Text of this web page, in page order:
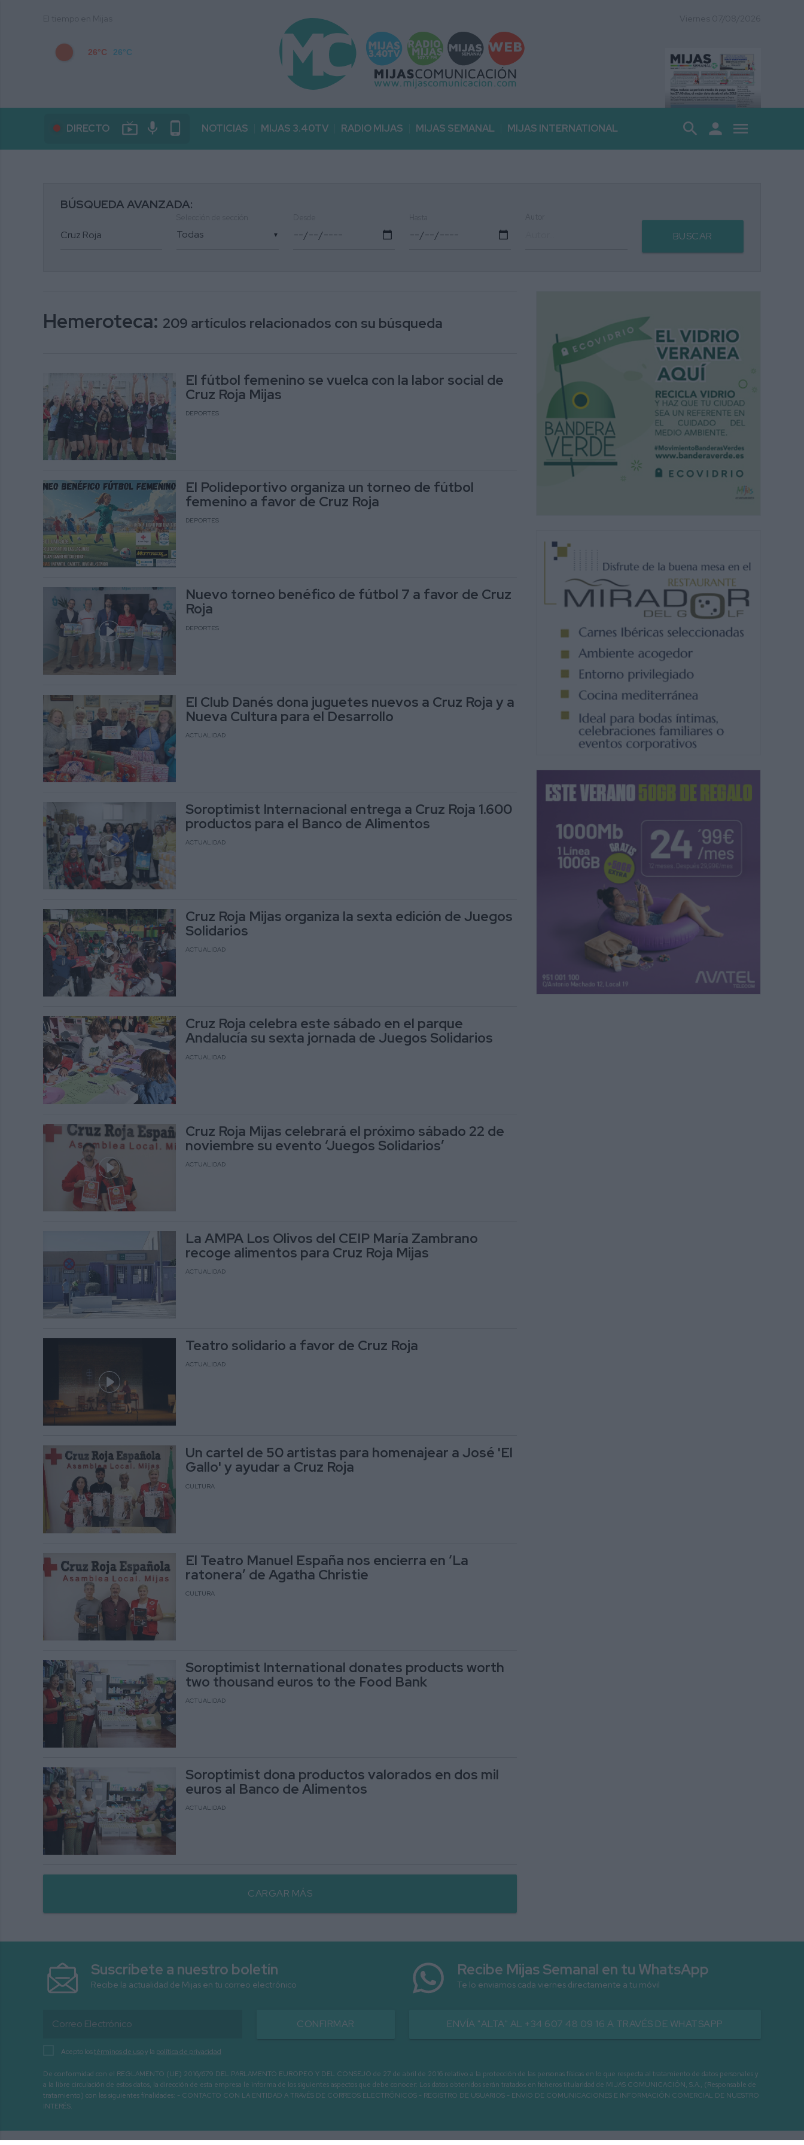
26°C 26°C
DIRECTO live_tv mic phone_android NOTICIAS MIJAS 3.40TV RADIO MIJAS MIJAS SEMANAL MIJAS INTERNATIONAL search person menu
BÚSQUEDA AVANZADA:
▼ BUSCAR
Hemeroteca: 209 artículos relacionados con su búsqueda
El fútbol femenino se vuelca con la labor social de
Cruz Roja Mijas
DEPORTES
El Polideportivo organiza un torneo de fútbol
femenino a favor de Cruz Roja
DEPORTES
Nuevo torneo benéfico de fútbol 7 a favor de Cruz
Roja
DEPORTES
El Club Danés dona juguetes nuevos a Cruz Roja y a
Nueva Cultura para el Desarrollo
ACTUALIDAD
Soroptimist Internacional entrega a Cruz Roja 1.600
productos para el Banco de Alimentos
ACTUALIDAD
Cruz Roja Mijas organiza la sexta edición de Juegos
Solidarios
ACTUALIDAD
Cruz Roja celebra este sábado en el parque
Andalucía su sexta jornada de Juegos Solidarios
ACTUALIDAD
Cruz Roja Mijas celebrará el próximo sábado 22 de
noviembre su evento ‘Juegos Solidarios’
ACTUALIDAD
La AMPA Los Olivos del CEIP María Zambrano
recoge alimentos para Cruz Roja Mijas
ACTUALIDAD
Teatro solidario a favor de Cruz Roja
ACTUALIDAD
Un cartel de 50 artistas para homenajear a José 'El
Gallo' y ayudar a Cruz Roja
CULTURA
El Teatro Manuel España nos encierra en ‘La
ratonera’ de Agatha Christie
CULTURA
Soroptimist International donates products worth
two thousand euros to the Food Bank
ACTUALIDAD
Soroptimist dona productos valorados en dos mil
euros al Banco de Alimentos
ACTUALIDAD
CARGAR MÁS
Suscríbete a nuestro boletín
Recibe la actualidad de Mijas en tu correo electrónico
CONFIRMAR
Acepto lostérminos de usoy la política de privacidad
Recibe Mijas Semanal en tu WhatsApp
Te lo enviamos cada viernes directamente a tu móvil
ENVÍA "ALTA" AL +34 607 48 09 16 A TRAVÉS DE WHATSAPP
De conformidad con el REGLAMENTO (UE) 2016/679 DEL PARLAMENTO EUROPEO Y DEL CONSEJO de 27 de abril de 2016 relativo a la protección de las personas físicas en lo que respecta al tratamiento de datos personales y
a la libre circulación de estos datos, la dirección de esta empresa le informa de los siguientes aspectos que debe conocer: Los datos obtenidos serán tratados en ficheros titularidad de MIJAS COMUNICACIÓN, S.A., (Responsable de
tratamiento) con las siguientes finalidades: - CONTACTO CON LA ENTIDAD A TRAVÉS DE CORREOS ELECTRÓNICOS - REGISTRO DE USUARIOS - ENVIO DE COMUNICACIONES E INFORMACIÓN COMERCIAL DE NUESTRO
INTERÉS.